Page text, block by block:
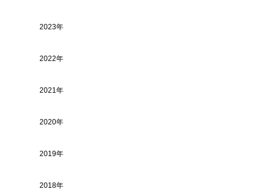
2023年
2022年
2021年
2020年
2019年
2018年